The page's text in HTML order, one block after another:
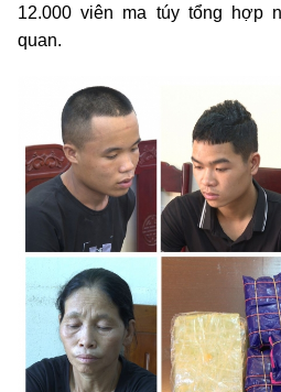
12.000 viên ma túy tổng hợp
quan.